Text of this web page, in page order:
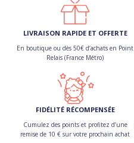
LIVRAISON RAPIDE ET OFFERTE
En boutique ou dès 50€ d’achats en Point
Relais (France Métro)
FIDÉLITÉ RÉCOMPENSÉE
Cumulez des points et profitez d’une
remise de 10 € sur votre prochain achat